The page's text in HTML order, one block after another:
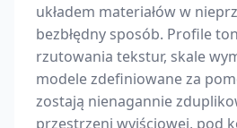
układem materiałów w
bezbłędny sposób. Profile
rzutowania tekstur, skale
modele zdefiniowane za
zostają nienagannie
przestrzeni wyjściowej, pod